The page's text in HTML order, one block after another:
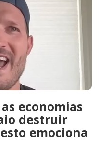
economias
destruir
emociona